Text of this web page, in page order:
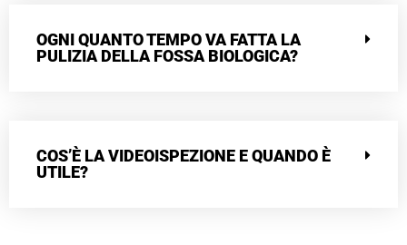
OGNI QUANTO TEMPO VA FATTA LA
PULIZIA DELLA FOSSA BIOLOGICA?
COS’È LA VIDEOISPEZIONE E QUANDO È
UTILE?